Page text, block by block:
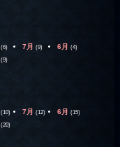
(6) 7月 (9) 6月 (4)
(9)
(10) 7月 (12) 6月 (15)
(20)